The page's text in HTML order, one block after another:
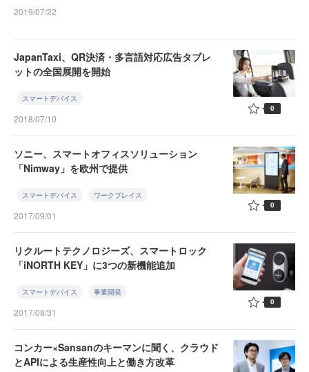
2019/07/22
JapanTaxi、QR決済・多言語対応広告タブレ
ットの全国展開を開始
スマートデバイス
2018/07/10
0
ソニー、スマートオフィスソリューション
「Nimway」を欧州で提供
スマートデバイス ワークプレイス
2017/09/01
0
リクルートテクノロジーズ、スマートロック
「iNORTH KEY」に3つの新機能追加
スマートデバイス 事業開発
2017/08/31
0
コンカー×Sansanのキーマンに聞く、クラウド
とAPIによる生産性向上と働き方改革